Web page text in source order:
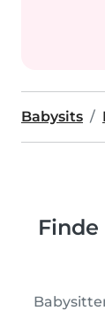
Babysits